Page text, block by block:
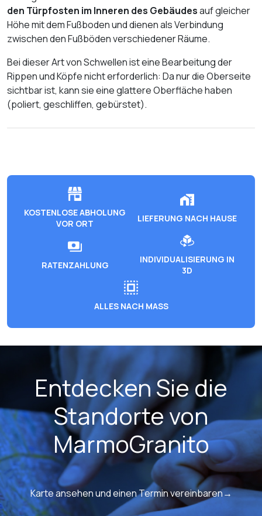
den Türpfosten im Inneren des Gebäudesauf gleicher
Höhe mit dem Fußboden und dienen als Verbindung
zwischen den Fußböden verschiedener Räume.
Bei dieser Art von Schwellen ist eine Bearbeitung der
Rippen und Köpfe nicht erforderlich: Da nur die Oberseite
sichtbar ist, kann sie eine glattere Oberfläche haben
(poliert, geschliffen, gebürstet).
KOSTENLOSE ABHOLUNG
VOR ORT
LIEFERUNG NACH HAUSE
RATENZAHLUNG
INDIVIDUALISIERUNG IN
3D
ALLES NACH MASS
Entdecken Sie die
Standorte von
MarmoGranito
Karte ansehen und einen Termin vereinbaren→